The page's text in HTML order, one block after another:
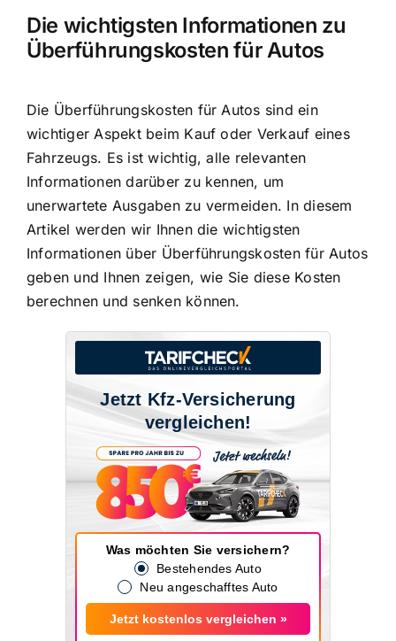
Die wichtigsten Informationen zu
Überführungskosten für Autos
Die Überführungskosten für Autos sind ein
wichtiger Aspekt beim Kauf oder Verkauf eines
Fahrzeugs. Es ist wichtig, alle relevanten
Informationen darüber zu kennen, um
unerwartete Ausgaben zu vermeiden. In diesem
Artikel werden wir Ihnen die wichtigsten
Informationen über Überführungskosten für Autos
geben und Ihnen zeigen, wie Sie diese Kosten
berechnen und senken können.
Jetzt Kfz-Versicherung
vergleichen!
Was möchten Sie versichern?
Bestehendes Auto
Neu angeschafftes Auto
Jetzt kostenlos vergleichen »